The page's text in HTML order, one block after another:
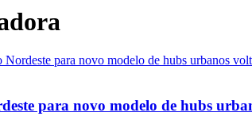
para novo modelo de hubs